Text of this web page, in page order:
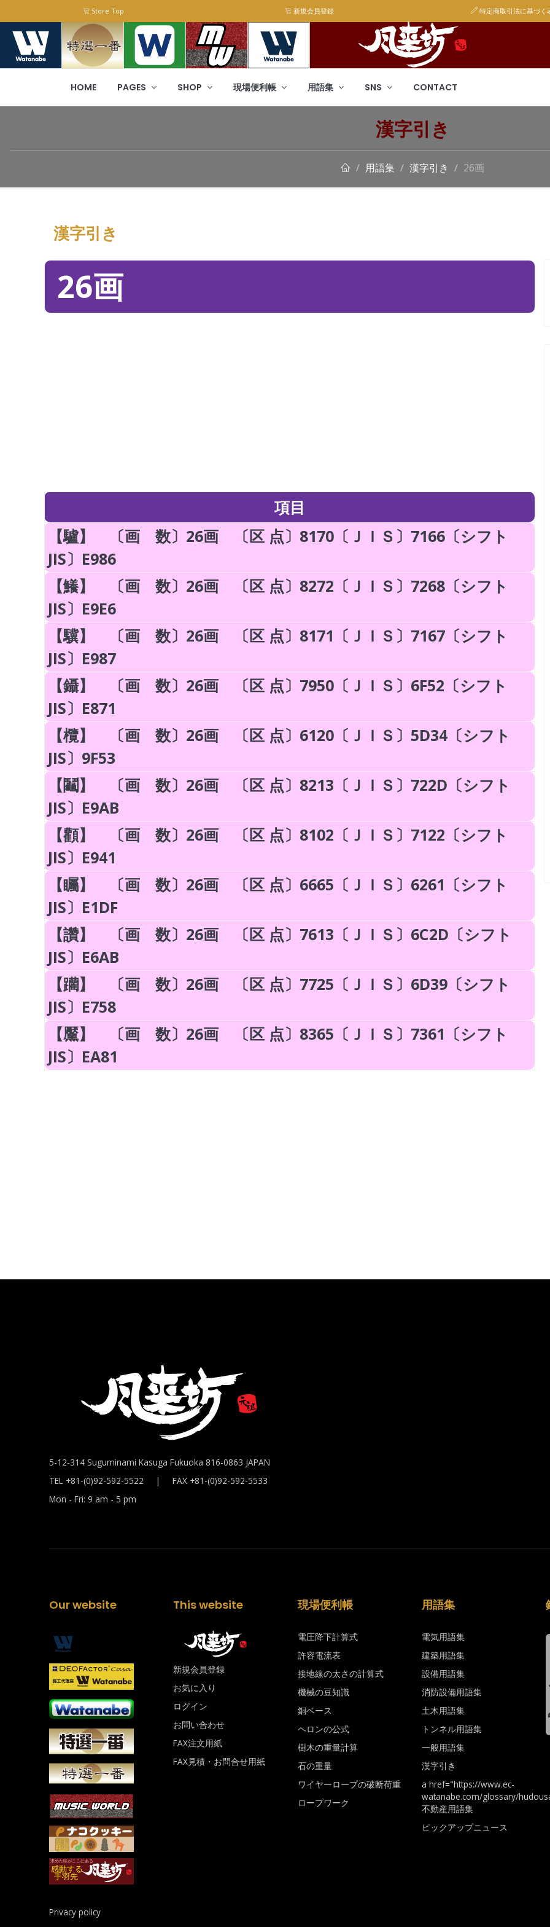
Store Top 新規会員登録 特定商取引法に基づく
HOME PAGES SHOP 現場便利帳 用語集 SNS CONTACT
漢字引き
用語集 漢字引き 26画
漢字引き
26画
項目
【驢】 〔画 数〕26画 〔区 点〕8170〔ＪＩＳ〕7166〔シフト
JIS〕E986
【鱶】 〔画 数〕26画 〔区 点〕8272〔ＪＩＳ〕7268〔シフト
JIS〕E9E6
【驥】 〔画 数〕26画 〔区 点〕8171〔ＪＩＳ〕7167〔シフト
JIS〕E987
【鑷】 〔画 数〕26画 〔区 点〕7950〔ＪＩＳ〕6F52〔シフト
JIS〕E871
【欖】 〔画 数〕26画 〔区 点〕6120〔ＪＩＳ〕5D34〔シフト
JIS〕9F53
【鬮】 〔画 数〕26画 〔区 点〕8213〔ＪＩＳ〕722D〔シフト
JIS〕E9AB
【顴】 〔画 数〕26画 〔区 点〕8102〔ＪＩＳ〕7122〔シフト
JIS〕E941
【矚】 〔画 数〕26画 〔区 点〕6665〔ＪＩＳ〕6261〔シフト
JIS〕E1DF
【讚】 〔画 数〕26画 〔区 点〕7613〔ＪＩＳ〕6C2D〔シフト
JIS〕E6AB
【躪】 〔画 数〕26画 〔区 点〕7725〔ＪＩＳ〕6D39〔シフト
JIS〕E758
【黶】 〔画 数〕26画 〔区 点〕8365〔ＪＩＳ〕7361〔シフト
JIS〕EA81
5-12-314 Suguminami Kasuga Fukuoka 816-0863 JAPAN
TEL +81-(0)92-592-5522 | FAX +81-(0)92-592-5533
Mon - Fri: 9 am - 5 pm
Our website This website
新規会員登録
お気に入り
ログイン
お問い合わせ
FAX注文用紙
FAX見積・お問合せ用紙
現場便利帳
電圧降下計算式
許容電流表
接地線の太さの計算式
機械の豆知識
銅ベース
ヘロンの公式
樹木の重量計算
石の重量
ワイヤーロープの破断荷重
ロープワーク
用語集
電気用語集
建築用語集
設備用語集
消防設備用語集
土木用語集
トンネル用語集
一般用語集
漢字引き
a href="https://www.ec-
watanabe.com/glossary/
不動産用語集
ピックアップニュース
Privacy policy